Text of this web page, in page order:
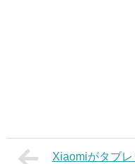
Xiaomiがタブ